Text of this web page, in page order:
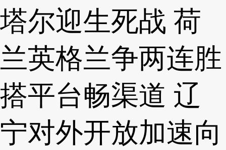
塔尔迎生死战 荷
兰英格兰争两连胜
搭平台畅渠道 辽
宁对外开放加速向